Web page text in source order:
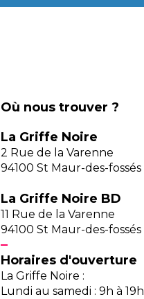
Où nous trouver ?
La Griffe Noire
2 Rue de la Varenne
94100 St Maur-des-fossés
La Griffe Noire BD
11 Rue de la Varenne
94100 St Maur-des-fossés
Horaires d'ouverture
La Griffe Noire :
Lundi au samedi : 9h à 19h